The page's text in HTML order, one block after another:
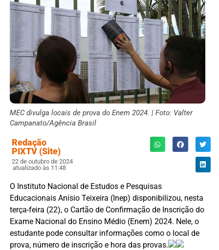
MEC divulga locais de prova do Enem 2024. | Foto: Valter
Campanato/Agência Brasil
Redação
PIXTV (Site)
22 de outubro de 2024
atualizado às 11:48
O Instituto Nacional de Estudos e Pesquisas
Educacionais Anísio Teixeira (Inep) disponibilizou, nesta
terça-feira (22), o Cartão de Confirmação de Inscrição do
Exame Nacional do Ensino Médio (Enem) 2024. Nele, o
estudante pode consultar informações como o local de
prova, número de inscrição e hora das provas.